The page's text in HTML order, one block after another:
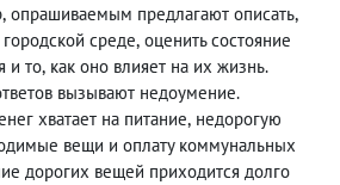
, опрашиваемым предлагают описать,
среде, оценить состояние
и то, как оно влияет на их жизнь.
вызывают недоумение.
хватает на питание, недорогую
вещи и оплату коммунальных
дорогих вещей приходится долго